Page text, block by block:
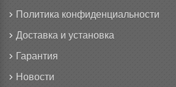
Политика конфиденциальности
Доставка и установка
Гарантия
Новости